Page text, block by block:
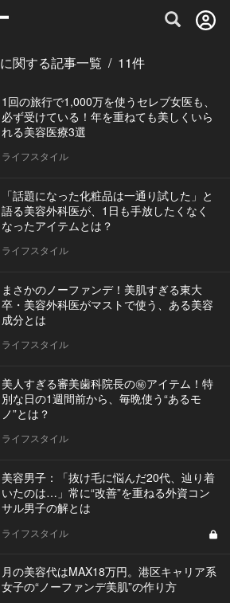
グルメ情報・プレミアムレストラン予約
に関する記事一覧 / 11件
1回の旅行で1,000万を使うセレブ女医も、
必ず受けている！年を重ねても美しくいら
れる美容医療3選
ライフスタイル
「話題になった化粧品は一通り試した」と
語る美容外科医が、1日も手放したくなく
なったアイテムとは？
ライフスタイル
まさかのノーファンデ！美肌すぎる東大
卒・美容外科医がマストで使う、ある美容
成分とは
ライフスタイル
美人すぎる審美歯科院長の㊙アイテム！特
別な日の1週間前から、毎晩使う“あるモ
ノ”とは？
ライフスタイル
美容男子：「抜け毛に悩んだ20代、辿り着
いたのは…」常に“改善”を重ねる外資コン
サル男子の解とは
ライフスタイル
月の美容代はMAX18万円。港区キャリア系
女子の“ノーファンデ美肌”の作り方